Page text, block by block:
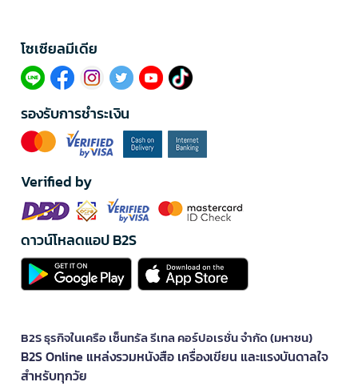
โซเซียลมีเดีย​
รองรับการชำระเงิน
Verified by
ดาวน์โหลดแอป B2S
B2S ธุรกิจในเครือ เซ็นทรัล รีเทล คอร์ปอเรชั่น จำกัด (มหาชน)
B2S Online แหล่งรวมหนังสือ เครื่องเขียน และแรงบันดาลใจ
สำหรับทุกวัย